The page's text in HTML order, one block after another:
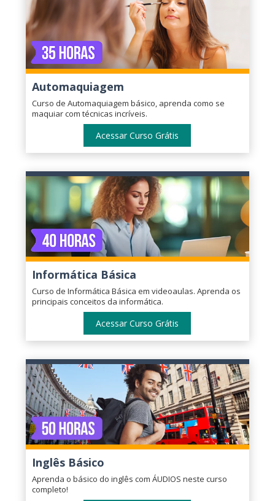
Automaquiagem
Curso de Automaquiagem básico, aprenda como se
maquiar com técnicas incríveis.
Acessar Curso Grátis
Informática Básica
Curso de Informática Básica em videoaulas. Aprenda os
principais conceitos da informática.
Acessar Curso Grátis
Inglês Básico
Aprenda o básico do inglês com ÁUDIOS neste curso
completo!